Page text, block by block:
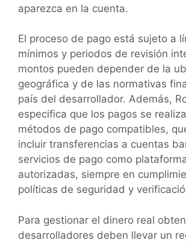
aparezca en la cuenta.
El proceso de pago está sujeto a
mínimos y periodos de revisión
montos pueden depender de la
geográfica y de las normativas
país del desarrollador. Además,
especifica que los pagos se
métodos de pago compatibles,
incluir transferencias a cuentas
servicios de pago como
autorizadas, siempre en
políticas de seguridad y
Para gestionar el dinero real
desarrolladores deben llevar un